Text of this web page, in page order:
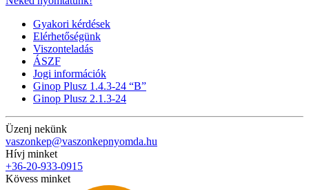
Gyakori kérdések
Elérhetőségünk
Viszonteladás
ÁSZF
Jogi információk
Ginop Plusz 1.4.3-24 “B”
Ginop Plusz 2.1.3-24
Üzenj nekünk
vaszonkep@vaszonkepnyomda.hu
Hívj minket
+36-20-933-0915
Kövess minket